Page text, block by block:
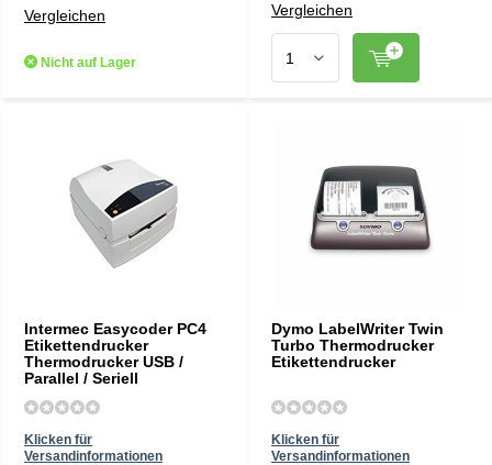
Vergleichen
Nicht auf Lager
Vergleichen
Intermec Easycoder PC4
Etikettendrucker
Thermodrucker USB /
Parallel / Seriell
Klicken für
Versandinformationen
Dymo LabelWriter Twin
Turbo Thermodrucker
Etikettendrucker
Klicken für
Versandinformationen